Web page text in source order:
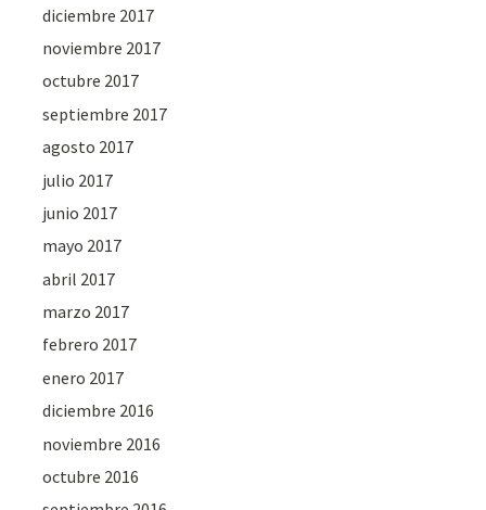
diciembre 2017
noviembre 2017
octubre 2017
septiembre 2017
agosto 2017
julio 2017
junio 2017
mayo 2017
abril 2017
marzo 2017
febrero 2017
enero 2017
diciembre 2016
noviembre 2016
octubre 2016